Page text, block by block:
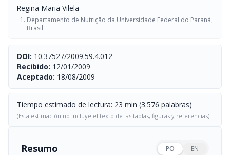
Regina Maria Vilela
Departamento de Nutrição da Universidade Federal do Paraná,
Brasil
DOI: 10.37527/2009.59.4.012
Recibido: 12/01/2009
Aceptado: 18/08/2009
Tiempo estimado de lectura: 23 min (3.576 palabras)
(Esta estimación no incluye el texto de las tablas, figuras y referencias)
Resumo PO EN